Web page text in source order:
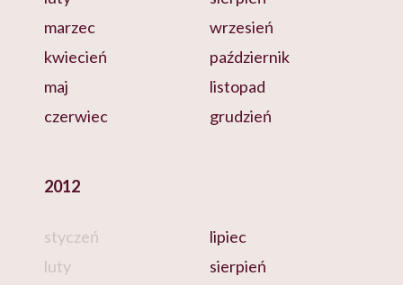
marzec
kwiecień
maj
czerwiec
wrzesień
październik
listopad
grudzień
2012
styczeń
luty
lipiec
sierpień